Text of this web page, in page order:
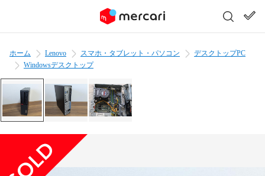
ホーム Lenovo スマホ・タブレット・パソコン
デスクトップPC
Windowsデスクトップ